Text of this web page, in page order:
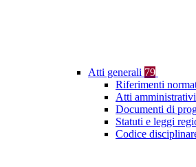
Atti generali 79
Riferimenti
Atti
Documenti di
Statuti e leggi
Codice